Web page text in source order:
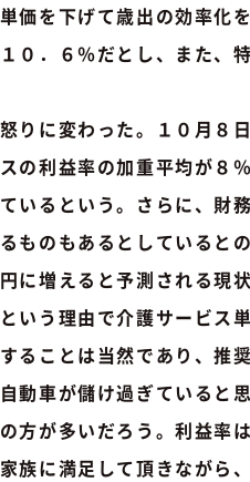
価を下げて歳出の効率
．６％だとし、また、
に変わった。１０月８
の利益率の加重平均が８
いるという。さらに、
のもあるとしているとの
増えると予測される現
いう理由で介護サービ
ることは当然であり、
車が儲け過ぎていると
が多いだろう。利益率
に満足して頂きながら